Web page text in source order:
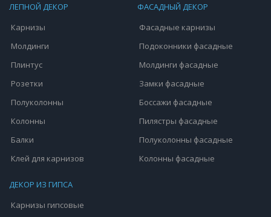
ЛЕПНОЙ ДЕКОР
Карнизы
Молдинги
Плинтус
Розетки
Полуколонны
Колонны
Балки
Клей для карнизов
ФАСАДНЫЙ ДЕКОР
Фасадные карнизы
Подоконники фасадные
Молдинги фасадные
Замки фасадные
Боссажи фасадные
Пилястры фасадные
Полуколонны фасадные
Колонны фасадные
ДЕКОР ИЗ ГИПСА
Карнизы гипсовые